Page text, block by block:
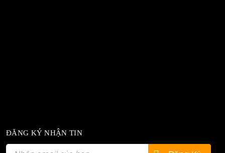
ĐĂNG KÝ NHẬN TIN